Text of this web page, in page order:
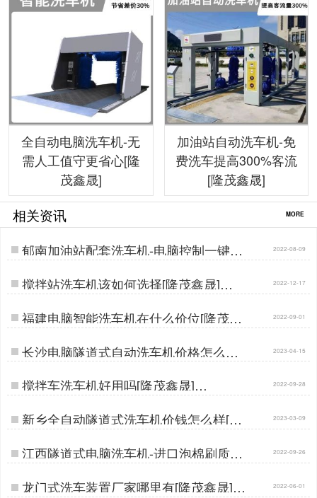
全自动电脑洗车机-无
需人工值守更省心[隆
茂鑫晟]
加油站自动洗车机-免
费洗车提高300%客流
[隆茂鑫晟]
相关资讯 MORE
郁南加油站配套洗车机-电脑控制一键自
动清洗[隆茂鑫晟]…
2022-08-09
搅拌站洗车机该如何选择[隆茂鑫晟]… 2022-12-17
福建电脑智能洗车机在什么价位[隆茂鑫
晟]…
2022-09-01
长沙电脑隧道式自动洗车机价格怎么样
[隆茂鑫晟]…
2023-04-15
搅拌车洗车机好用吗[隆茂鑫晟]… 2022-09-28
新乡全自动隧道式洗车机价钱怎么样[隆
茂鑫晟]…
2023-03-09
江西隧道式电脑洗车机-进口泡棉刷质保
五年[隆茂鑫晟]…
2022-09-26
龙门式洗车装置厂家哪里有[隆茂鑫晟]… 2022-06-01